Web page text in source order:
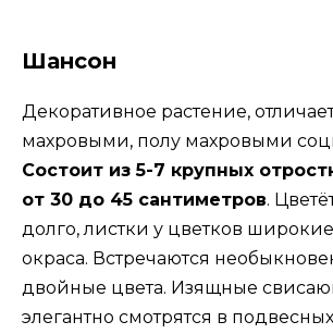
Шансон
Декоративное растение,
махровыми, полу махровыми
Состоит из 5-7 крупных
от 30 до 45 сантиметров.
долго, листки у цветков
окраса. Встречаются
двойные цвета. Изящные
элегантно смотрятся в